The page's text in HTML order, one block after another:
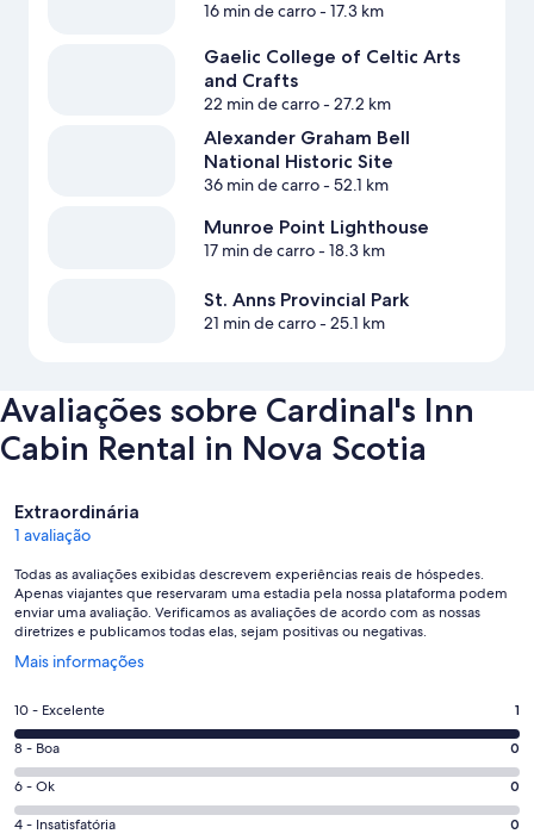
16 min de carro- 17.3 km
Gaelic College of Celtic Arts
and Crafts
22 min de carro- 27.2 km
Alexander Graham Bell
National Historic Site
36 min de carro- 52.1 km
Munroe Point Lighthouse
17 min de carro- 18.3 km
St. Anns Provincial Park
21 min de carro- 25.1 km
Avaliações sobre Cardinal's Inn
Cabin Rental in Nova Scotia
Avaliações
Extraordinária
1 avaliação
Todas as avaliações exibidas descrevem experiências reais de hóspedes.
Apenas viajantes que reservaram uma estadia pela nossa plataforma podem
enviar uma avaliação. Verificamos as avaliações de acordo com as nossas
diretrizes e publicamos todas elas, sejam positivas ou negativas.
Mais informações
Abre
uma
janela
Nota
10
-
Excelente.
1
10 - Excelente 1
Nota
8
-
Boa.
8 - Boa 0
Nota
6
6 - Ok 0
Nota
4 - Insatisfatória 0